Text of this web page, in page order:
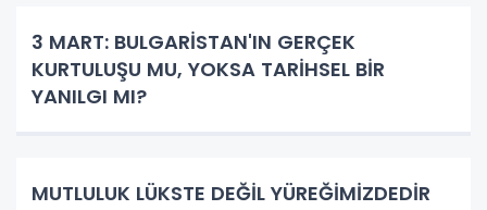
3 MART: BULGARİSTAN'IN GERÇEK
KURTULUŞU MU, YOKSA TARİHSEL BİR
YANILGI MI?
MUTLULUK LÜKSTE DEĞİL YÜREĞİMİZDEDİR